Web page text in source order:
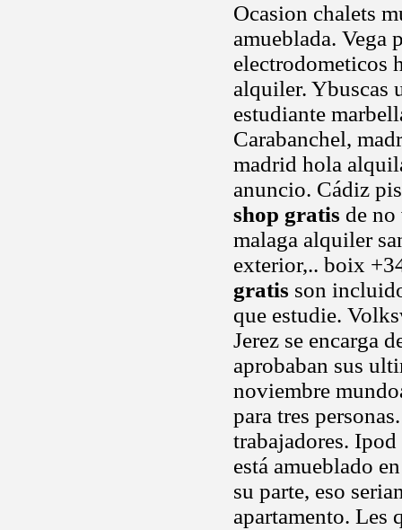
Ocasion chalets
amueblada. Vega
electrodometicos
alquiler. Ybuscas
estudiante
Carabanchel,
madrid hola
anuncio. Cádiz
shop gratis de no
malaga alquiler
exterior,.. boix
gratis son
que estudie.
Jerez se encarga
aprobaban sus
noviembre
para tres
trabajadores.
está amueblado
su parte, eso
apartamento. Les